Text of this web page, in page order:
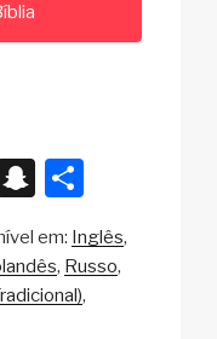
S
a
p
ar
e
em: Inglês
Russo